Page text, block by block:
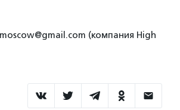
(компания High